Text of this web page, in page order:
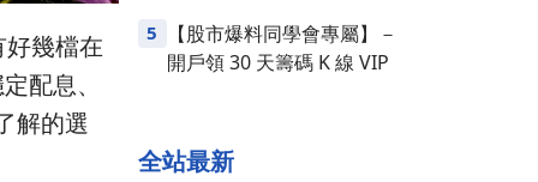
幾檔在
配息、
解的選
5
【股市爆料同學會專屬】－
開戶領 30 天籌碼 K 線 VIP
全站最新